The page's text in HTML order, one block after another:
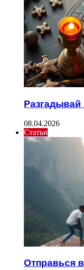
08.04.2026
Статьи
Отправься